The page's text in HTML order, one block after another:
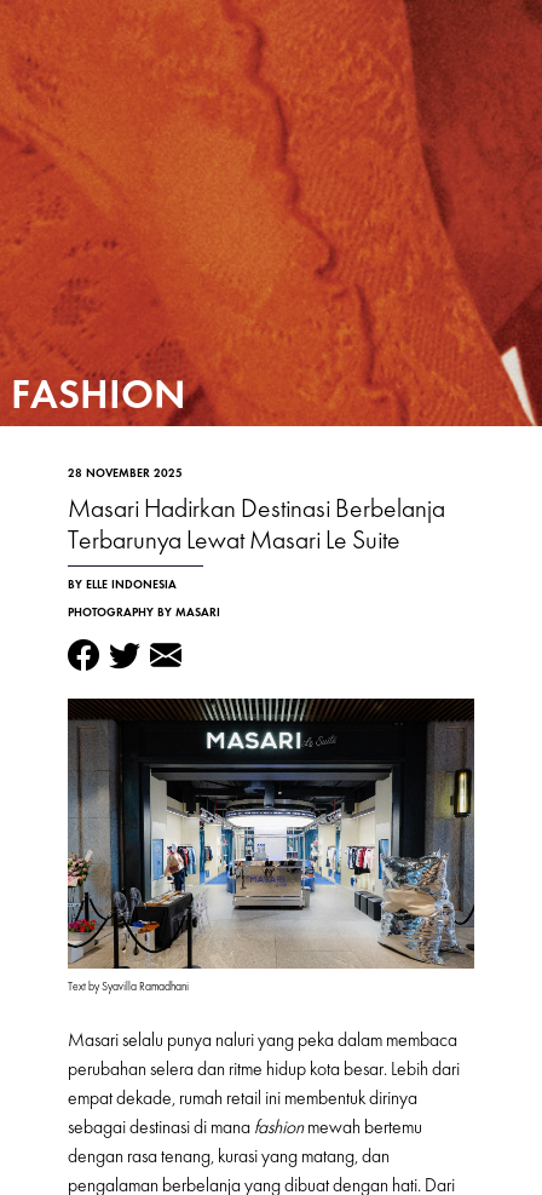
FASHION
28 NOVEMBER 2025
Masari Hadirkan Destinasi Berbelanja
Terbarunya Lewat Masari Le Suite
BY ELLE INDONESIA
PHOTOGRAPHY BY MASARI
Text by Syavilla Ramadhani
Masari selalu punya naluri yang peka dalam membaca
perubahan selera dan ritme hidup kota besar. Lebih dari
empat dekade, rumah retail ini membentuk dirinya
sebagai destinasi di mana fashionmewah bertemu
dengan rasa tenang, kurasi yang matang, dan
pengalaman berbelanja yang dibuat dengan hati. Dari